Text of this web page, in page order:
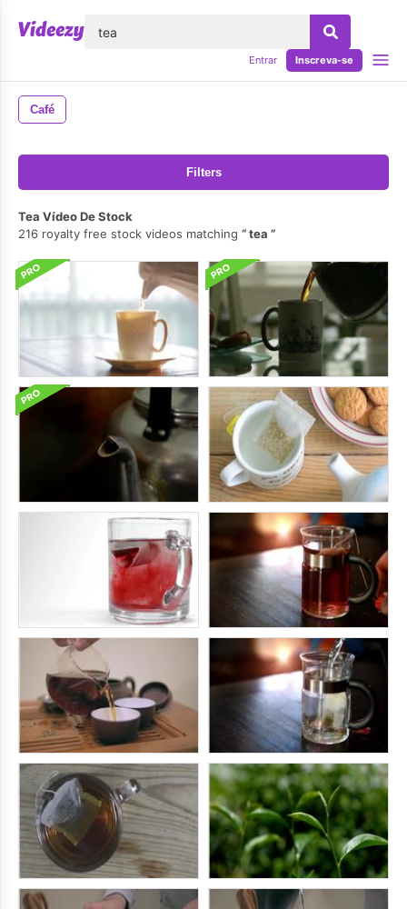
Entrar Inscreva-se
Café
Filters
Tea Vídeo De Stock
216 royalty free stock videos matching
tea